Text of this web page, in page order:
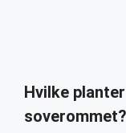
Hvilke